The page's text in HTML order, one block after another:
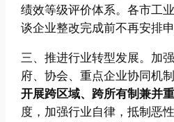
绩效等级评价体系。各市工
谈企业整改完成前不再安排
三、推进行业转型发展。加
府、协会、重点企业协同机
开展跨区域、跨所有制兼并
度，加强行业自律，抵制恶